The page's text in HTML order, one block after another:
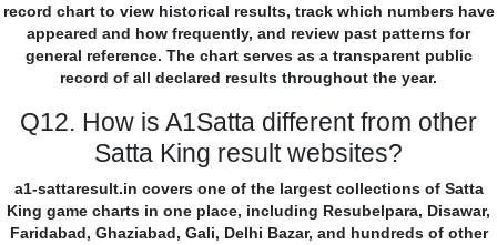
record chart to view historical results, track which numbers have
appeared and how frequently, and review past patterns for
general reference. The chart serves as a transparent public
record of all declared results throughout the year.
Q12. How is A1Satta different from other
Satta King result websites?
a1-sattaresult.in covers one of the largest collections of Satta
King game charts in one place, including Resubelpara, Disawar,
Faridabad, Ghaziabad, Gali, Delhi Bazar, and hundreds of other